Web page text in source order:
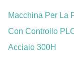
Macchina Per La
Con Controllo
Acciaio 300H